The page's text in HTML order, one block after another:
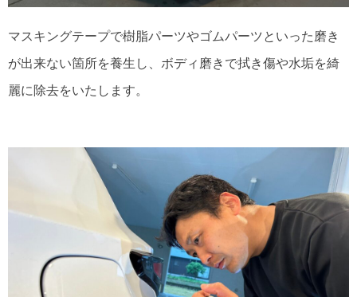
マスキングテープで樹脂パーツやゴムパーツといった磨き
が出来ない箇所を養生し、ボディ磨きで拭き傷や水垢を綺
麗に除去をいたします。